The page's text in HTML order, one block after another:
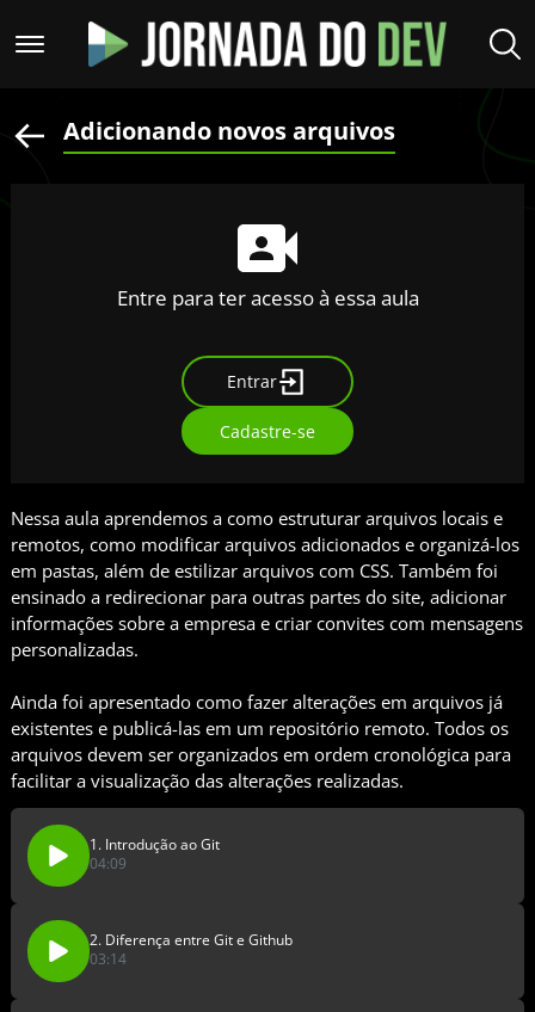
Adicionando novos arquivos
Entre para ter acesso à essa aula
Entrar
Cadastre-se
Nessa aula aprendemos a como estruturar arquivos locais e
remotos, como modificar arquivos adicionados e organizá-los
em pastas, além de estilizar arquivos com CSS. Também foi
ensinado a redirecionar para outras partes do site, adicionar
informações sobre a empresa e criar convites com mensagens
personalizadas.
Ainda foi apresentado como fazer alterações em arquivos já
existentes e publicá-las em um repositório remoto. Todos os
arquivos devem ser organizados em ordem cronológica para
facilitar a visualização das alterações realizadas.
1. Introdução ao Git
04:09
2. Diferença entre Git e Github
03:14